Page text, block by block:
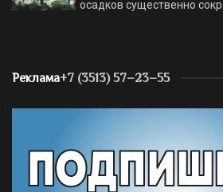
осадков существенно
Реклама+7 (3513) 57–23–55